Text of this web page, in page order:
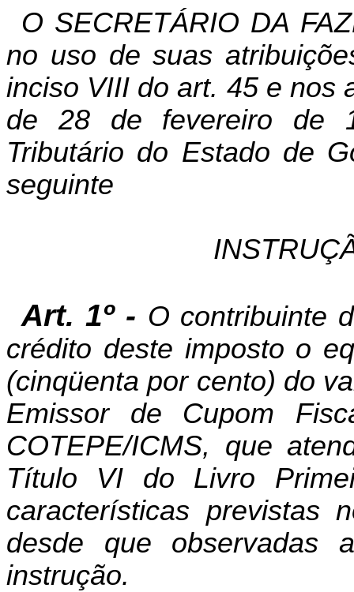
O SECRETÁRIO DA
no uso de suas
inciso VIII do art. 45 e nos
de 28 de fevereiro de
Tributário do Estado de
seguinte
Art. 1º - O contribuinte
crédito deste imposto o
(cinqüenta por cento) do
Emissor de Cupom
COTEPE/ICMS, que
Título VI do Livro
características previstas
desde que observadas
instrução.